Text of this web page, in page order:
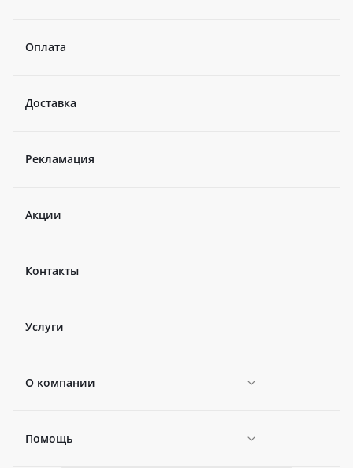
Оплата
Доставка
Рекламация
Акции
Контакты
Услуги
О компании
Новости
Помощь